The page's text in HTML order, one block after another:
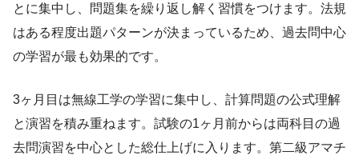
とに集中し、問題集を繰り返し解く習慣をつけます。法規
はある程度出題パターンが決まっているため、過去問中心
の学習が最も効果的です。
3ヶ月目は無線工学の学習に集中し、計算問題の公式理解
と演習を積み重ねます。試験の1ヶ月前からは両科目の過
去問演習を中心とした総仕上げに入ります。第二級アマチ